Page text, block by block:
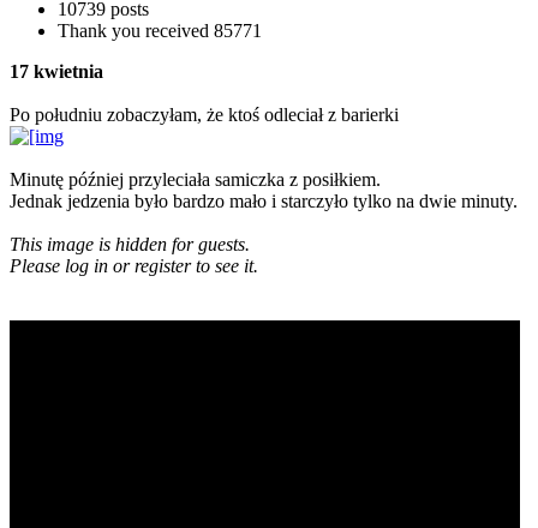
10739 posts
Thank you received 85771
17 kwietnia
Po południu zobaczyłam, że ktoś odleciał z barierki
Minutę później przyleciała samiczka z posiłkiem.
Jednak jedzenia było bardzo mało i starczyło tylko na dwie minuty.
This image is hidden for guests.
Please log in or register to see it.